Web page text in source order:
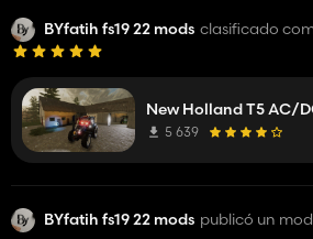
BYfatih fs19 22 mods clasificado
New Holland T5 AC/
5 639
BYfatih fs19 22 mods publicó un mod